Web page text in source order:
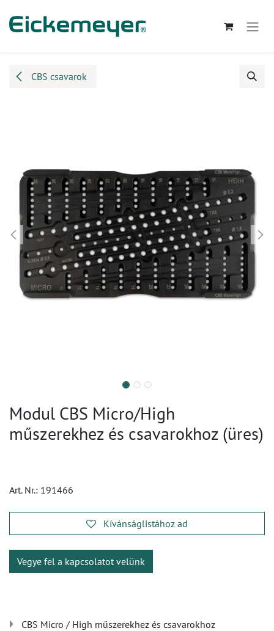
CBS csavarok
Modul CBS Micro/High
műszerekhez és csavarokhoz (üres)
Art. Nr.: 191466
Kívánságlistához ad
Vegye fel a kapcsolatot velünk
CBS Micro / High műszerekhez és csavarokhoz